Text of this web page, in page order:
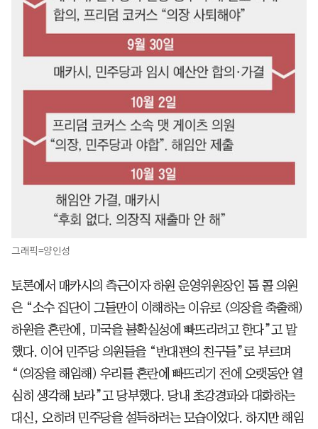
그래픽=양인성
토론에서 매카시의 측근이자 하원 운영위원장인 톰 콜 의원
은 “소수 집단이 그들만이 이해하는 이유로 (의장을 축출해)
하원을 혼란에, 미국을 불확실성에 빠뜨리려고 한다”고 말
했다. 이어 민주당 의원들을 “반대편의 친구들”로 부르며
“(의장을 해임해) 우리를 혼란에 빠뜨리기 전에 오랫동안 열
심히 생각해 보라”고 당부했다. 당내 초강경파와 대화하는
대신, 오히려 민주당을 설득하려는 모습이었다. 하지만 해임